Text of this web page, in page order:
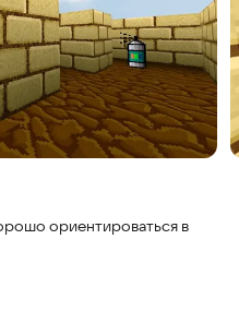
ориентироваться в
с краской ищи в